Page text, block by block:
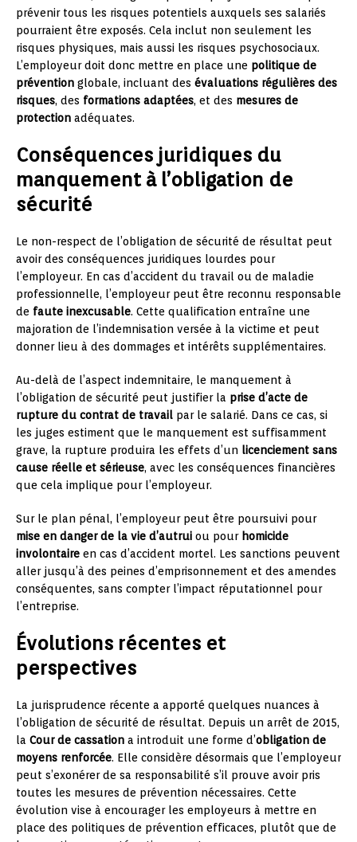
prévenir tous les risques potentiels auxquels ses salariés
pourraient être exposés. Cela inclut non seulement les
risques physiques, mais aussi les risques psychosociaux.
L’employeur doit donc mettre en place une politique de
prévention globale, incluant des évaluations régulières des
risques, des formations adaptées, et des mesures de
protection adéquates.
Conséquences juridiques du
manquement à l’obligation de
sécurité
Le non-respect de l’obligation de sécurité de résultat peut
avoir des conséquences juridiques lourdes pour
l’employeur. En cas d’accident du travail ou de maladie
professionnelle, l’employeur peut être reconnu responsable
de faute inexcusable. Cette qualification entraîne une
majoration de l’indemnisation versée à la victime et peut
donner lieu à des dommages et intérêts supplémentaires.
Au-delà de l’aspect indemnitaire, le manquement à
l’obligation de sécurité peut justifier la prise d’acte de
rupture du contrat de travail par le salarié. Dans ce cas, si
les juges estiment que le manquement est suffisamment
grave, la rupture produira les effets d’un licenciement sans
cause réelle et sérieuse, avec les conséquences financières
que cela implique pour l’employeur.
Sur le plan pénal, l’employeur peut être poursuivi pour
mise en danger de la vie d’autrui ou pour homicide
involontaire en cas d’accident mortel. Les sanctions peuvent
aller jusqu’à des peines d’emprisonnement et des amendes
conséquentes, sans compter l’impact réputationnel pour
l’entreprise.
Évolutions récentes et
perspectives
La jurisprudence récente a apporté quelques nuances à
l’obligation de sécurité de résultat. Depuis un arrêt de 2015,
la Cour de cassation a introduit une forme d’obligation de
moyens renforcée. Elle considère désormais que l’employeur
peut s’exonérer de sa responsabilité s’il prouve avoir pris
toutes les mesures de prévention nécessaires. Cette
évolution vise à encourager les employeurs à mettre en
place des politiques de prévention efficaces, plutôt que de